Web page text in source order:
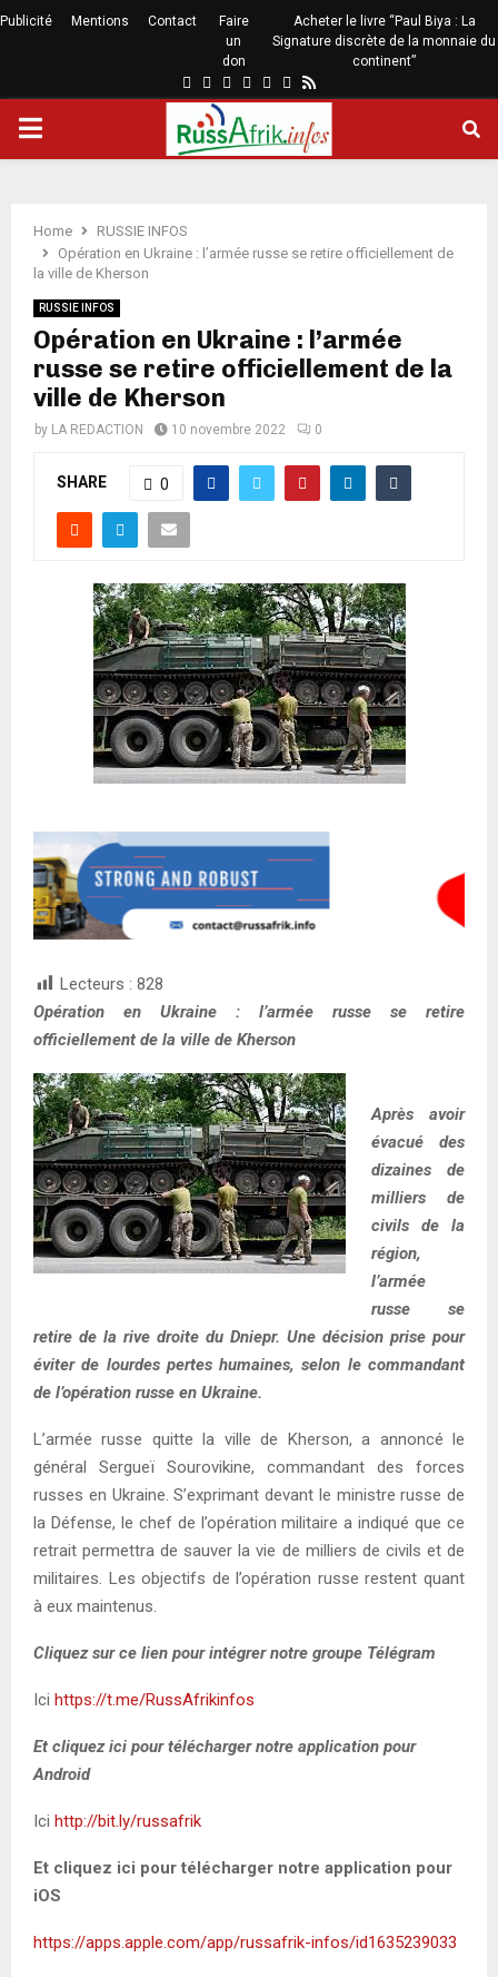
Publicité Mentions Contact
Faire
un
don
Acheter le livre “Paul Biya : La
Signature discrète de la monnaie du
continent”
Home
RUSSIE INFOS
Opération en Ukraine : l’armée russe se retire officiellement de
la ville de Kherson
RUSSIE INFOS
Opération en Ukraine : l’armée
russe se retire officiellement de la
ville de Kherson
by LA REDACTION 10 novembre 2022 0
SHARE 0
Lecteurs : 828
Opération en Ukraine : l’armée russe se retire
officiellement de la ville de Kherson
Après avoir
évacué des
dizaines de
milliers de
civils de la
région,
l’armée
russe se
retire de la rive droite du Dniepr. Une décision prise pour
éviter de lourdes pertes humaines, selon le commandant
de l’opération russe en Ukraine.
L’armée russe quitte la ville de Kherson, a annoncé le
général Sergueï Sourovikine, commandant des forces
russes en Ukraine. S’exprimant devant le ministre russe de
la Défense, le chef de l’opération militaire a indiqué que ce
retrait permettra de sauver la vie de milliers de civils et de
militaires. Les objectifs de l’opération russe restent quant
à eux maintenus.
Cliquez sur ce lien pour intégrer notre groupe Télégram
Ici https://t.me/RussAfrikinfos
Et cliquez ici pour télécharger notre application pour
Android
Ici http://bit.ly/russafrik
Et cliquez ici pour télécharger notre application pour
iOS
https://apps.apple.com/app/russafrik-infos/id1635239033